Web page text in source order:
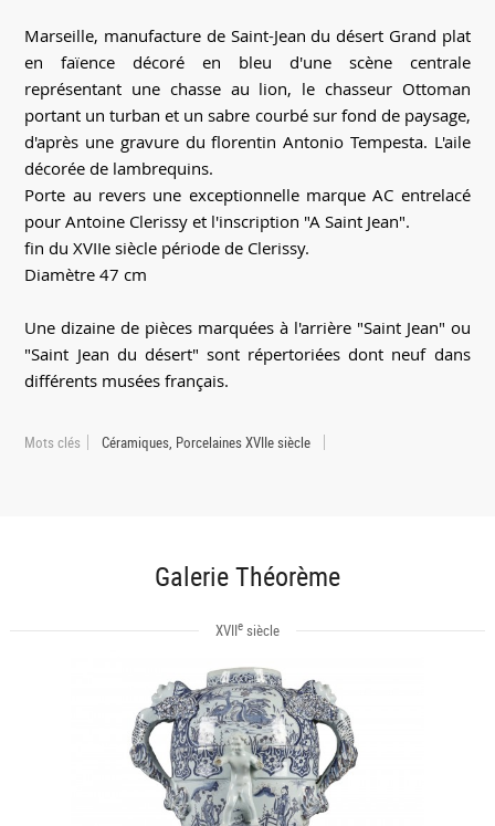
Marseille, manufacture de Saint-Jean du désert Grand plat
en faïence décoré en bleu d'une scène centrale
représentant une chasse au lion, le chasseur Ottoman
portant un turban et un sabre courbé sur fond de paysage,
d'après une gravure du florentin Antonio Tempesta. L'aile
décorée de lambrequins.
Porte au revers une exceptionnelle marque AC entrelacé
pour Antoine Clerissy et l'inscription "A Saint Jean".
fin du XVIIe siècle période de Clerissy.
Diamètre 47 cm
Une dizaine de pièces marquées à l'arrière "Saint Jean" ou
"Saint Jean du désert" sont répertoriées dont neuf dans
différents musées français.
Mots clés Céramiques, Porcelaines XVIIe siècle
Galerie Théorème
XVIIesiècle